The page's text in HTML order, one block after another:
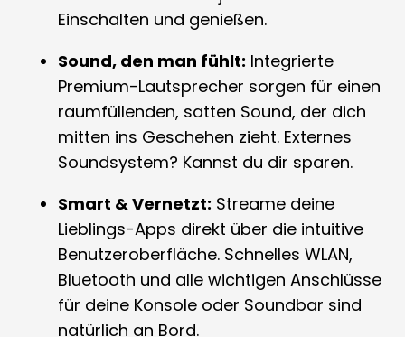
Einschalten und genießen.
Sound, den man fühlt: Integrierte
Premium-Lautsprecher sorgen für einen
raumfüllenden, satten Sound, der dich
mitten ins Geschehen zieht. Externes
Soundsystem? Kannst du dir sparen.
Smart & Vernetzt: Streame deine
Lieblings-Apps direkt über die intuitive
Benutzeroberfläche. Schnelles WLAN,
Bluetooth und alle wichtigen Anschlüsse
für deine Konsole oder Soundbar sind
natürlich an Bord.